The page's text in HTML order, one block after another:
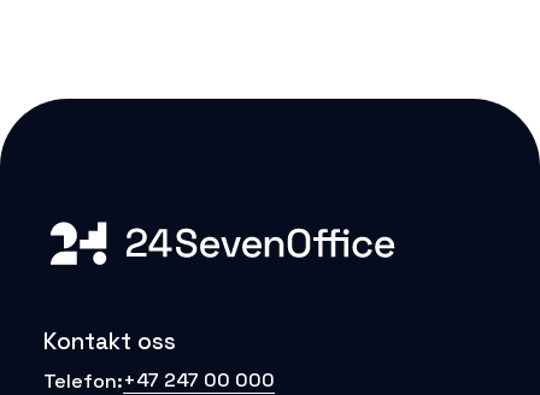
Kontakt oss
Telefon:+47 247 00 000